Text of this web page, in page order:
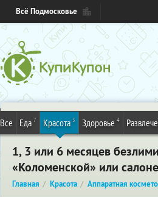
Всё Подмосковье
Все Еда 7 Красота 3 Здоровье 4
1, 3 или 6 месяцев
«Коломенской» или
Главная Красота Аппаратная